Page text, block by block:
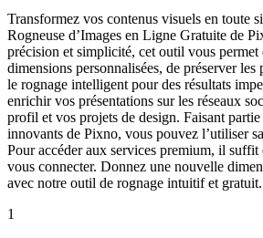
Transformez vos contenus visuels en toute
Rogneuse d’Images en Ligne Gratuite de
précision et simplicité, cet outil vous permet
dimensions personnalisées, de préserver
le rognage intelligent pour des résultats
enrichir vos présentations sur les réseaux
profil et vos projets de design. Faisant
innovants de Pixno, vous pouvez l’utiliser
Pour accéder aux services premium, il suffit
vous connecter. Donnez une nouvelle
avec notre outil de rognage intuitif et gratuit.
1